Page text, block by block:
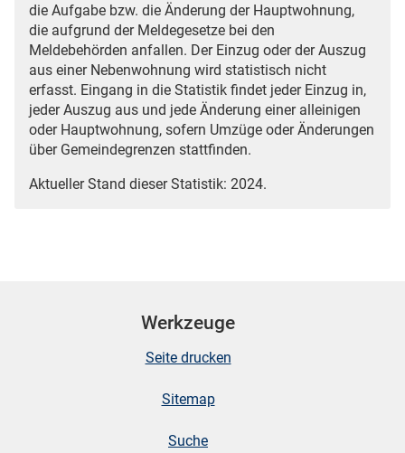
die Aufgabe bzw. die Änderung der Hauptwohnung,
die aufgrund der Meldegesetze bei den
Meldebehörden anfallen. Der Einzug oder der Auszug
aus einer Nebenwohnung wird statistisch nicht
erfasst. Eingang in die Statistik findet jeder Einzug in,
jeder Auszug aus und jede Änderung einer alleinigen
oder Hauptwohnung, sofern Umzüge oder Änderungen
über Gemeindegrenzen stattfinden.
Aktueller Stand dieser Statistik: 2024.
Werkzeuge
Seite drucken
Sitemap
Suche